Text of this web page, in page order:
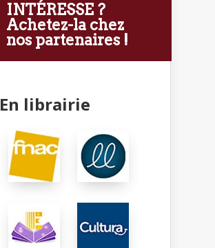
INTÉRESSE ?
Achetez-la chez
nos partenaires !
En librairie